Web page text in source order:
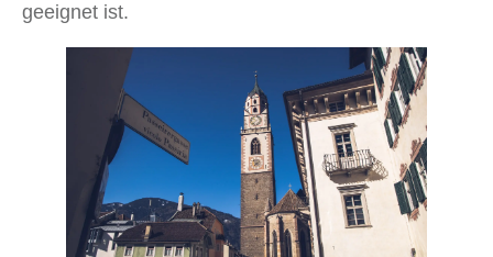
geeignet ist.